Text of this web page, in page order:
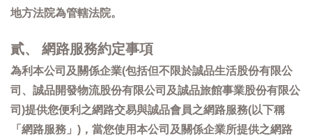
地方法院為管轄法院。
貳、 網路服務約定事項
為利本公司及關係企業(包括但不限於誠品生活股份有限公
司、誠品開發物流股份有限公司及誠品旅館事業股份有限公
司)提供您便利之網路交易與誠品會員之網路服務(以下稱
「網路服務」)，當您使用本公司及關係企業所提供之網路